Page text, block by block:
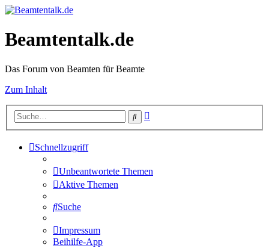
Beamtentalk.de
Das Forum von Beamten für Beamte
Zum Inhalt
Suche
Schnellzugriff
Unbeantwortete Themen
Aktive Themen
Suche
Impressum
Beihilfe-App